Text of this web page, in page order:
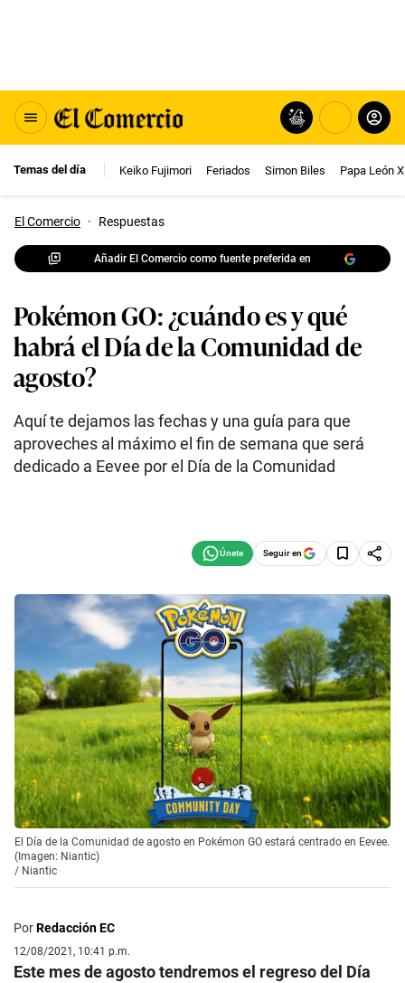
Temas del día Keiko Fujimori Feriados Simon Biles Papa León
El Comercio · Respuestas
Añadir El Comercio como fuente preferida en
Pokémon GO: ¿cuándo es y qué
habrá el Día de la Comunidad de
agosto?
Aquí te dejamos las fechas y una guía para que
aproveches al máximo el fin de semana que será
dedicado a Eevee por el Día de la Comunidad
Seguir en
El Día de la Comunidad de agosto en Pokémon GO estará centrado en Eevee.
(Imagen: Niantic)
/ Niantic
PorRedacción EC
12/08/2021, 10:41 p.m.
Este mes de agosto tendremos el regreso del Día